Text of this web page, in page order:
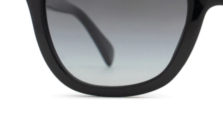
43 mm
Hauteur des verres Largeur des verres
Largeur
des verres